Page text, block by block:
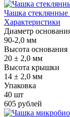
Чашка
Характеристики
Диаметр
90-2,0 мм
Высота основания
20 ± 2,0 мм
Высота крышки
14 ± 2,0 мм
Упаковка
40 шт
605 рублей